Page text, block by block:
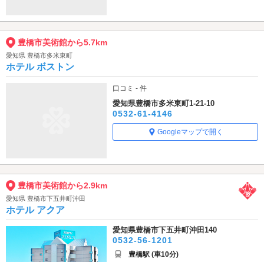
豊橋市美術館から5.7km
愛知県 豊橋市多米東町
ホテル ボストン
口コミ - 件
愛知県豊橋市多米東町1-21-10
0532-61-4146
Googleマップで開く
豊橋市美術館から2.9km
愛知県 豊橋市下五井町沖田
ホテル アクア
愛知県豊橋市下五井町沖田140
0532-56-1201
豊橋駅 (車10分)